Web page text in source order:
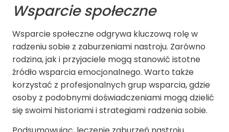
Wsparcie społeczne
Wsparcie społeczne odgrywa kluczową rolę w
radzeniu sobie z zaburzeniami nastroju. Zarówno
rodzina, jak i przyjaciele mogą stanowić istotne
źródło wsparcia emocjonalnego. Warto także
korzystać z profesjonalnych grup wsparcia, gdzie
osoby z podobnymi doświadczeniami mogą dzielić
się swoimi historiami i strategiami radzenia sobie.